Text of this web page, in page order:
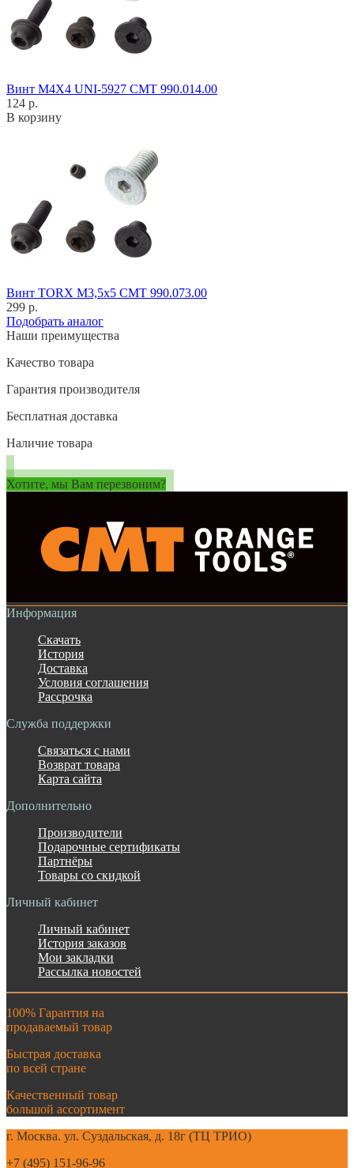
Винт M4X4 UNI-5927 CMT 990.014.00
124 р.
В корзину
Винт TORX M3,5x5 CMT 990.073.00
299 р.
Подобрать аналог
Наши преимущества
Качество товара
Гарантия производителя
Бесплатная доставка
Наличие товара
Хотите, мы Вам перезвоним?
Информация
Скачать
История
Доставка
Условия соглашения
Рассрочка
Служба поддержки
Связаться с нами
Возврат товара
Карта сайта
Дополнительно
Производители
Подарочные сертификаты
Партнёры
Товары со скидкой
Личный кабинет
Личный кабинет
История заказов
Мои закладки
Рассылка новостей
100% Гарантия на
продаваемый товар
Быстрая доставка
по всей стране
Качественный товар
большой ассортимент
г. Москва. ул. Суздальская, д. 18г (ТЦ ТРИО)
+7 (495) 151-96-96